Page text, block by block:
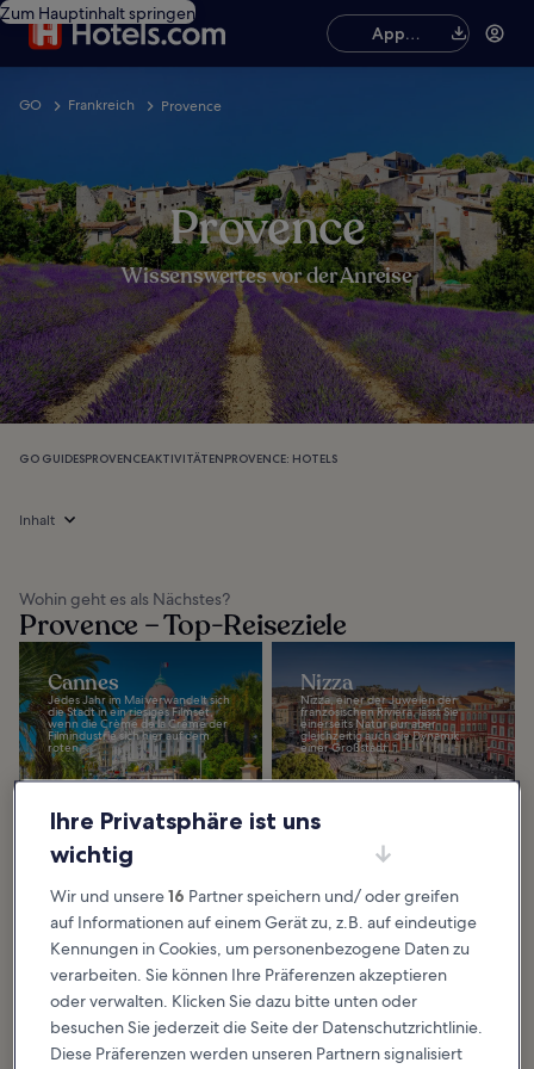
Zum Hauptinhalt springen
App
herunterladen
GO Frankreich Provence
Provence
Wissenswertes vor der Anreise
GO GUIDESPROVENCEAKTIVITÄTENPROVENCE: HOTELS
Inhalt
Wohin geht es als Nächstes?
Provence – Top-Reiseziele
Cannes
Jedes Jahr im Mai verwandelt sich
die Stadt in ein riesiges Filmset,
wenn die Crème de la Crème der
Filmindustrie sich hier auf dem
roten...
Nizza
Nizza, einer der Juwelen der
französischen Riviera, lässt Sie
einerseits Natur pur aber
gleichzeitig auch die Dynamik
einer Großstadt...
Die an der Südostküste
der Region Provence-Alpes-Côte
erkunden. Von der...
Ihre Privatsphäre ist uns
wichtig
Wir und unsere16 Partner speichern und/ oder greifen
auf Informationen auf einem Gerät zu, z.B. auf eindeutige
Kennungen in Cookies, um personenbezogene Daten zu
verarbeiten. Sie können Ihre Präferenzen akzeptieren
oder verwalten. Klicken Sie dazu bitte unten oder
besuchen Sie jederzeit die Seite der Datenschutzrichtlinie.
Diese Präferenzen werden unseren Partnern signalisiert